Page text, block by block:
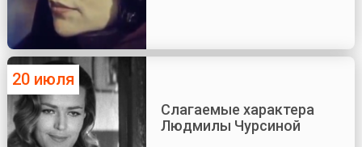
20 июля
Слагаемые характера
Людмилы Чурсиной